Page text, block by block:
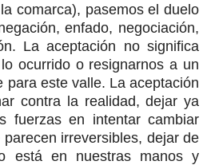
comarca), pasemos el duelo
enfado, negociación,
La aceptación no significa
ocurrido o resignarnos a un
para este valle. La aceptación
contra la realidad, dejar ya
fuerzas en intentar cambiar
irreversibles, dejar de
está en nuestras manos y